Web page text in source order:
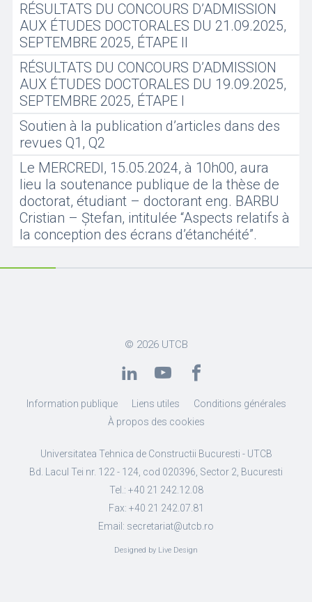
RÉSULTATS DU CONCOURS D’ADMISSION
AUX ÉTUDES DOCTORALES DU 21.09.2025,
SEPTEMBRE 2025, ÉTAPE II
RÉSULTATS DU CONCOURS D’ADMISSION
AUX ÉTUDES DOCTORALES DU 19.09.2025,
SEPTEMBRE 2025, ÉTAPE I
Soutien à la publication d’articles dans des
revues Q1, Q2
Le MERCREDI, 15.05.2024, à 10h00, aura
lieu la soutenance publique de la thèse de
doctorat, étudiant – doctorant eng. BARBU
Cristian – Ștefan, intitulée “Aspects relatifs à
la conception des écrans d’étanchéité”.
© 2026 UTCB
Information publique Liens utiles
Conditions générales
À propos des cookies
Universitatea Tehnica de Constructii Bucuresti - UTCB
Bd. Lacul Tei nr. 122 - 124, cod 020396, Sector 2, Bucuresti
Tel.: +40 21 242.12.08
Fax: +40 21 242.07.81
Email: secretariat@utcb.ro
Designed by Live Design